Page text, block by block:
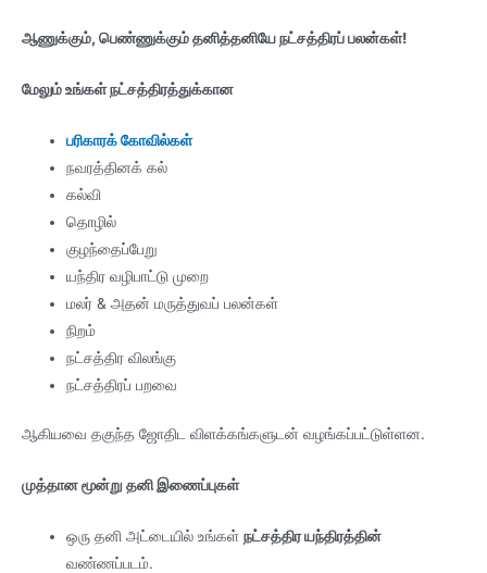
ஆணுக்கும், பெண்ணுக்கும் தனித்தனியே நட்சத்திரப் பலன்கள்!
மேலும் உங்கள் நட்சத்திரத்துக்கான
பரிகாரக் கோவில்கள்
நவரத்தினக் கல்
கல்வி
தொழில்
குழந்தைப்பேறு
யந்திர வழிபாட்டு முறை
மலர் & அதன் மருத்துவப் பலன்கள்
நிறம்
நட்சத்திர விலங்கு
நட்சத்திரப் பறவை
ஆகியவை தகுந்த ஜோதிட விளக்கங்களுடன் வழங்கப்பட்டுள்ளன.
முத்தான மூன்று தனி இணைப்புகள்
ஒரு தனி அட்டையில் உங்கள்நட்சத்திர யந்திரத்தின்
வண்ணப்படம்.